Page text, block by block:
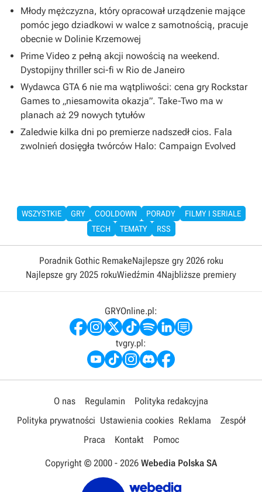
Młody mężczyzna, który opracował urządzenie mające
pomóc jego dziadkowi w walce z samotnością, pracuje
obecnie w Dolinie Krzemowej
Prime Video z pełną akcji nowością na weekend.
Dystopijny thriller sci-fi w Rio de Janeiro
Wydawca GTA 6 nie ma wątpliwości: cena gry Rockstar
Games to „niesamowita okazja”. Take-Two ma w
planach aż 29 nowych tytułów
Zaledwie kilka dni po premierze nadszedł cios. Fala
zwolnień dosięgła twórców Halo: Campaign Evolved
WSZYSTKIE GRY COOLDOWN PORADY
FILMY I SERIALE
TECH
TEMATY RSS
Poradnik Gothic RemakeNajlepsze gry 2026 roku
Najlepsze gry 2025 rokuWiedźmin 4Najbliższe premiery
GRYOnline.pl:
tvgry.pl:
O nas Regulamin
Polityka redakcyjna
Polityka prywatności Ustawienia cookies Reklama
Zespół
Praca
Kontakt Pomoc
Copyright © 2000 - 2026 Webedia Polska SA